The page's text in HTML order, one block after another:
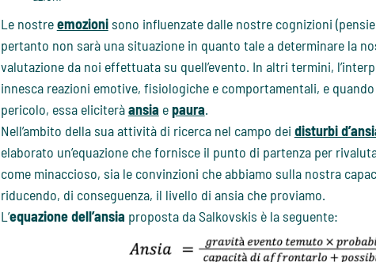
Le nostreemozionisono influenzate dalle nostre cognizioni
pertanto non sarà una situazione in quanto tale a determinare la
valutazione da noi effettuata su quell’evento. In altri termini,
innesca reazioni emotive, fisiologiche e comportamentali, e
pericolo, essa eliciteràansia epaura.
Nell’ambito della sua attività di ricerca nel campo dei disturbi
elaborato un’equazione che fornisce il punto di partenza per
come minaccioso, sia le convinzioni che abbiamo sulla nostra
riducendo, di conseguenza, il livello di ansia che proviamo.
L’equazione dell’ansia proposta da Salkovskis è la seguente: